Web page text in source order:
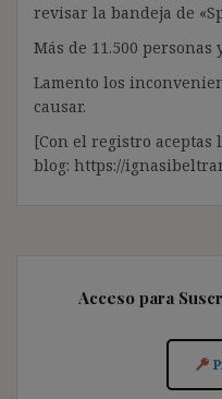
revisar la bandeja de
Más de 11.500 personas
Lamento los
causar.
[Con el registro
blog: https://
Acceso para